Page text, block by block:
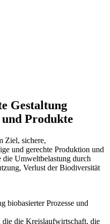
Gestaltung
Produkte
Ziel, sichere,
und gerechte Produktion und
die Umweltbelastung durch
Verlust der Biodiversität
biobasierter Prozesse und
die die Kreislaufwirtschaft, die